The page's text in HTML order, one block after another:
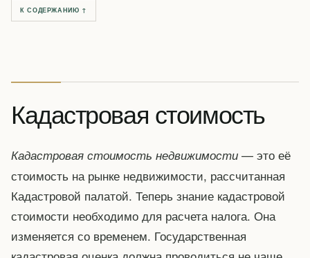
К СОДЕРЖАНИЮ ↑
Кадастровая стоимость
Кадастровая стоимость недвижимости — это её
стоимость на рынке недвижимости, рассчитанная
Кадастровой палатой. Теперь знание кадастровой
стоимости необходимо для расчета налога. Она
изменяется со временем. Государственная